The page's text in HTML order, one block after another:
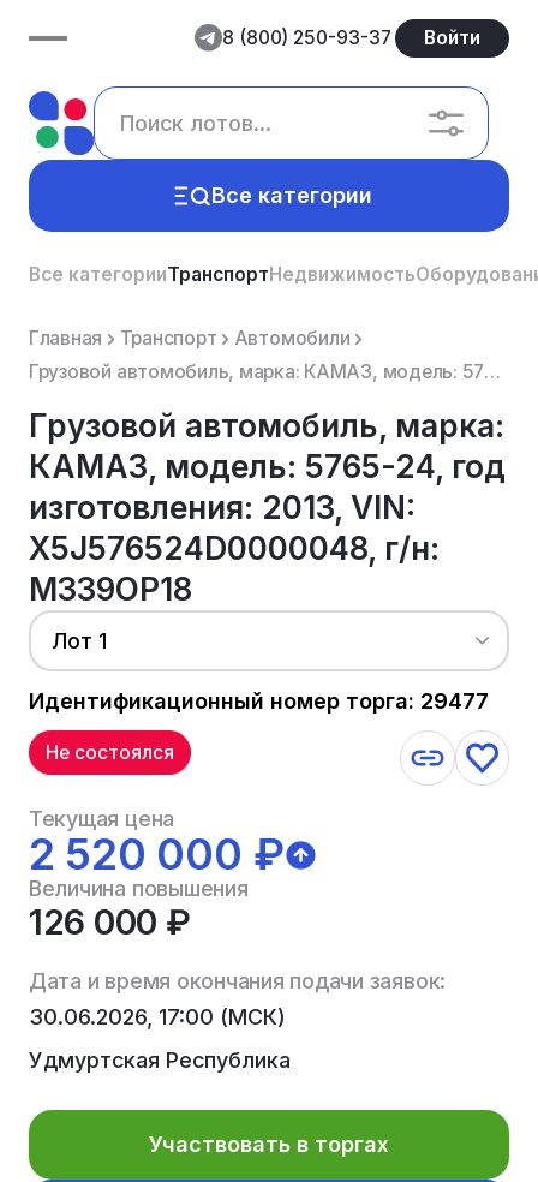
8 (800) 250-93-37 Войти
Все категории
Все категорииТранспортНедвижимость
Главная Транспорт
Автомобили
Грузовой автомобиль, марка: КАМАЗ, модель: 5765-24, год изготовления: 2013, VIN: X5J576524D0000048, ...
Грузовой автомобиль, марка:
КАМАЗ, модель: 5765-24, год
изготовления: 2013, VIN:
X5J576524D0000048, г/н:
М339ОР18
Лот 1
Идентификационный номер торга: 29477
Не состоялся
Текущая цена
2 520 000 ₽
Величина повышения
126 000 ₽
Дата и время окончания подачи заявок:
30.06.2026, 17:00 (МСК)
Удмуртская Республика
Участвовать в торгах